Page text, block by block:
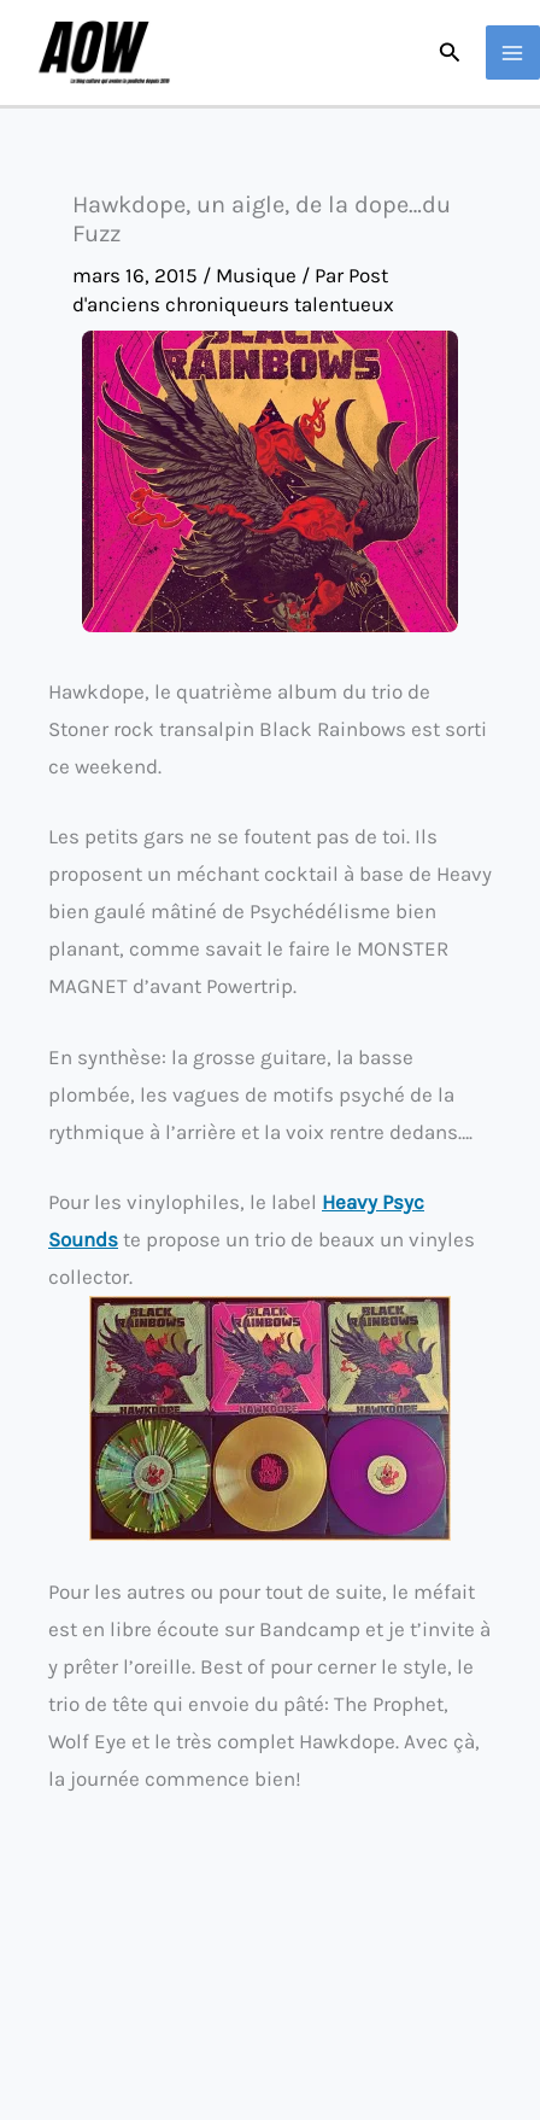
Hawkdope, un aigle, de la dope…du
Fuzz
mars 16, 2015 / Musique / Par Post
d'anciens chroniqueurs talentueux
Hawkdope, le quatrième album du trio de
Stoner rock transalpin Black Rainbows est sorti
ce weekend.
Les petits gars ne se foutent pas de toi. Ils
proposent un méchant cocktail à base de Heavy
bien gaulé mâtiné de Psychédélisme bien
planant, comme savait le faire le MONSTER
MAGNET d’avant Powertrip.
En synthèse: la grosse guitare, la basse
plombée, les vagues de motifs psyché de la
rythmique à l’arrière et la voix rentre dedans….
Pour les vinylophiles, le label Heavy Psyc
Sounds te propose un trio de beaux un vinyles
collector.
Pour les autres ou pour tout de suite, le méfait
est en libre écoute sur Bandcamp et je t’invite à
y prêter l’oreille. Best of pour cerner le style, le
trio de tête qui envoie du pâté: The Prophet,
Wolf Eye et le très complet Hawkdope. Avec çà,
la journée commence bien!